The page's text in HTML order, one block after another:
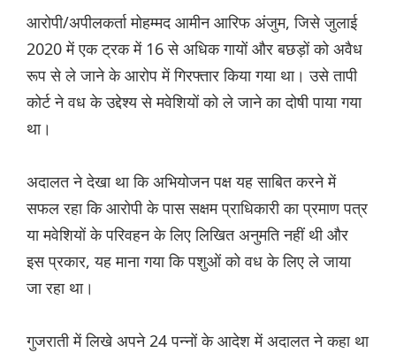
आरोपी/अपीलकर्ता मोहम्मद आमीन आरिफ अंजुम, जिसे जुलाई
2020 में एक ट्रक में 16 से अधिक गायों और बछड़ों को अवैध
रूप से ले जाने के आरोप में गिरफ्तार किया गया था। उसे तापी
कोर्ट ने वध के उद्देश्य से मवेशियों को ले जाने का दोषी पाया गया
था।
अदालत ने देखा था कि अभियोजन पक्ष यह साबित करने में
सफल रहा कि आरोपी के पास सक्षम प्राधिकारी का प्रमाण पत्र
या मवेशियों के परिवहन के लिए लिखित अनुमति नहीं थी और
इस प्रकार, यह माना गया कि पशुओं को वध के लिए ले जाया
जा रहा था।
गुजराती में लिखे अपने 24 पन्नों के आदेश में अदालत ने कहा था